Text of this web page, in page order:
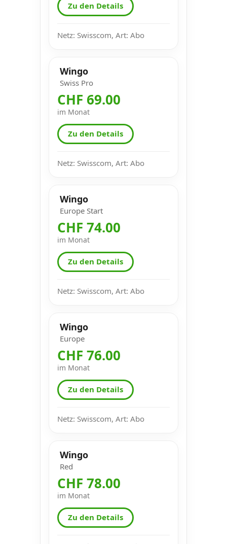
Zu den Details
Netz: Swisscom, Art: Abo
Wingo
Swiss Pro
CHF 69.00
im Monat
Zu den Details
Netz: Swisscom, Art: Abo
Wingo
Europe Start
CHF 74.00
im Monat
Zu den Details
Netz: Swisscom, Art: Abo
Wingo
Europe
CHF 76.00
im Monat
Zu den Details
Netz: Swisscom, Art: Abo
Wingo
Red
CHF 78.00
im Monat
Zu den Details